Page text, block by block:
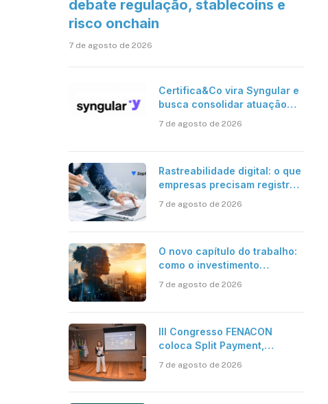
debate regulação, stablecoins e
risco onchain
7 de agosto de 2026
Certifica&Co vira Syngular e
busca consolidar atuação
7 de agosto de 2026
Rastreabilidade digital: o que
empresas precisam registrar
7 de agosto de 2026
O novo capítulo do trabalho:
como o investimento
científica revela a
7 de agosto de 2026
III Congresso FENACON
coloca Split Payment,
centro dos debates
7 de agosto de 2026